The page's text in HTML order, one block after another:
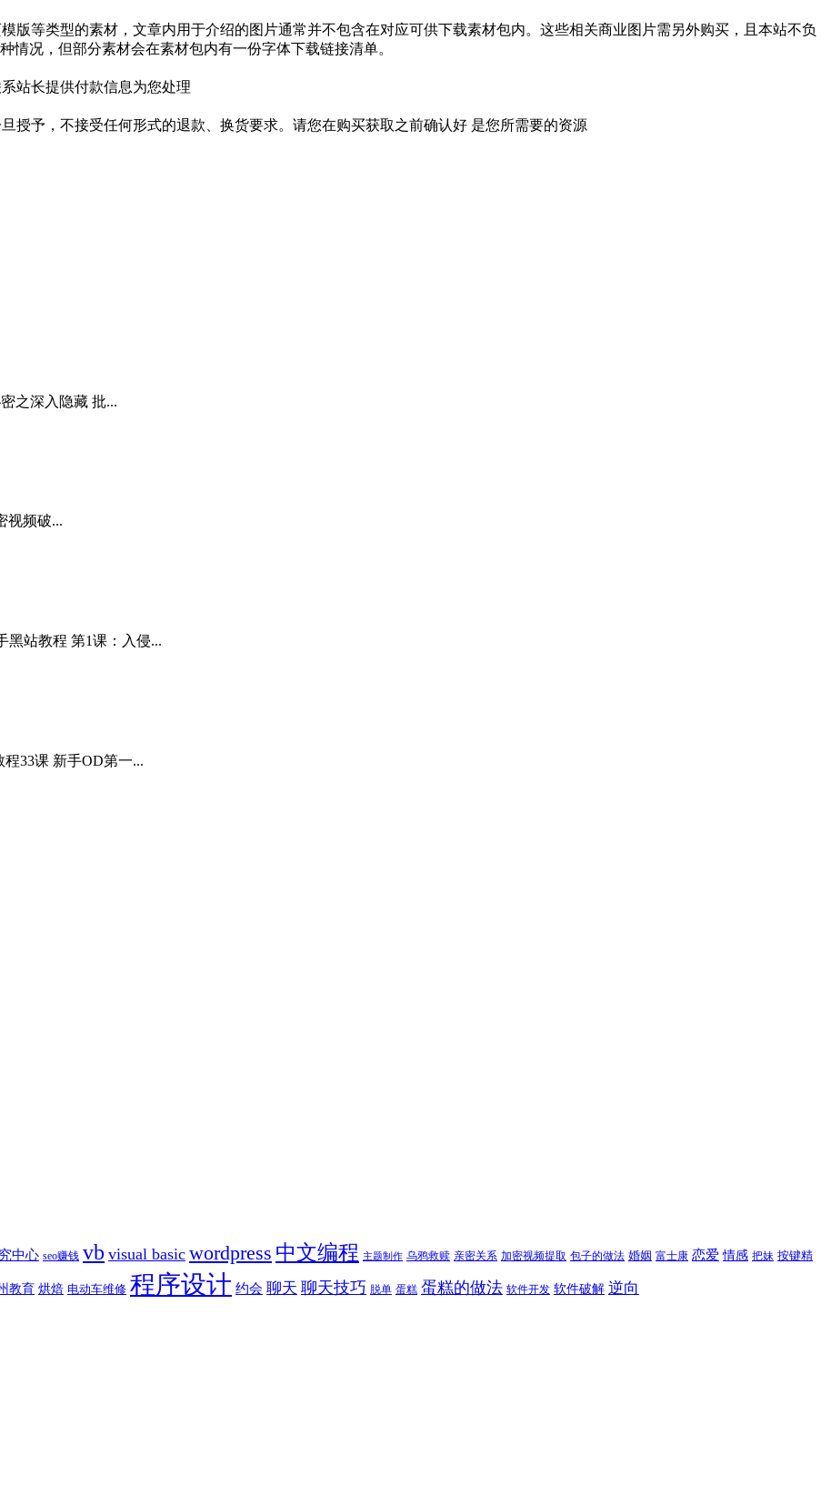
版等类型的素材，文章内用于介绍的图片通常并不包含在对应可供下载素材包内。这些相关商业图片需另外购买，且本站不负
情况，但部分素材会在素材包内有一份字体下载链接清单。
站长提供付款信息为您处理
授予，不接受任何形式的退款、换货要求。请您在购买获取之前确认好 是您所需要的资源
之深入隐藏 批...
视频破...
黑站教程 第1课：入侵...
33课 新手OD第一...
中心 seo赚钱 vb visual basic wordpress 中文编程 主题制作 乌鸦救赎 亲密关系 加密视频提取 包子的做法 婚姻 富士康 恋爱 情感 把妹 按键精
教育 烘焙 电动车维修 程序设计 约会 聊天 聊天技巧 脱单 蛋糕 蛋糕的做法 软件开发 软件破解 逆向